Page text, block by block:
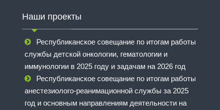
Наши проекты
Республиканское совещание по итогам работы
службы детской онкологии, гематологии и
иммунологии в 2025 году и задачам на 2026 год
Республиканское совещание по итогам работы
анестезиолого-реанимационной службы за 2025
год и основным направлениям деятельности на